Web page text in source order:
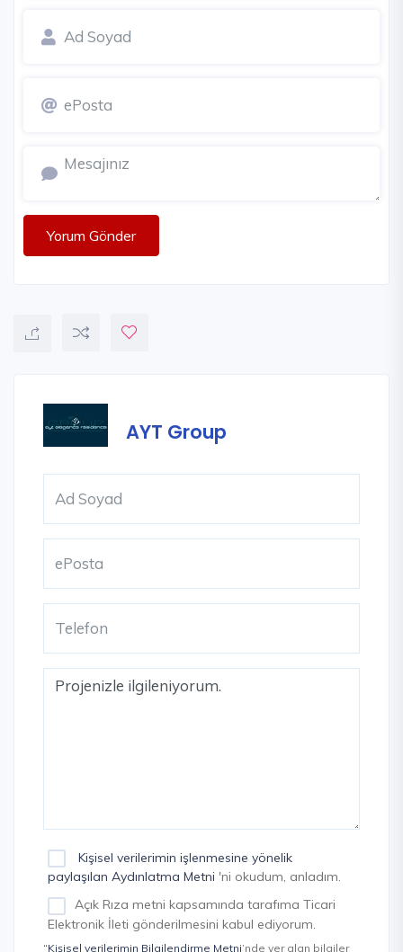
Yorum Gönder
AYT Group
Kişisel verilerimin işlenmesine yönelik
paylaşılan Aydınlatma Metni 'ni okudum, anladım.
Açık Rıza metni kapsamında tarafıma Ticari
Elektronik İleti gönderilmesini kabul ediyorum.
“Kişisel verilerimin Bilgilendirme Metni’nde yer alan bilgiler